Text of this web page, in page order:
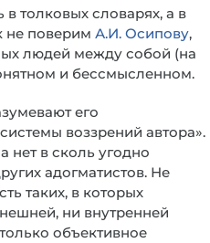
толковых словарях, а в
не поверим А.И. Осипову,
людей между собой (на
и бессмысленном.
его
воззрений автора».
нет в сколь угодно
адогматистов. Не
таких, в которых
ни внутренней
объективное